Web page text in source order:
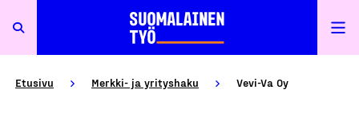
Etusivu Merkki- ja yrityshaku Vevi-Va Oy